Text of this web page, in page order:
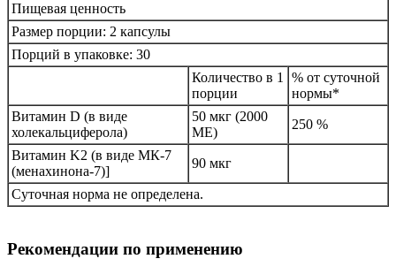
Пищевая ценность
Размер порции: 2 капсулы
Порций в упаковке: 30
Количество в 1
порции
% от суточной
нормы*
Витамин D (в виде
холекальциферола)
50 мкг (2000
МЕ)
250 %
Витамин K2 (в виде МК-7
(менахинона-7)]
90 мкг
Суточная норма не определена.
Рекомендации по применению